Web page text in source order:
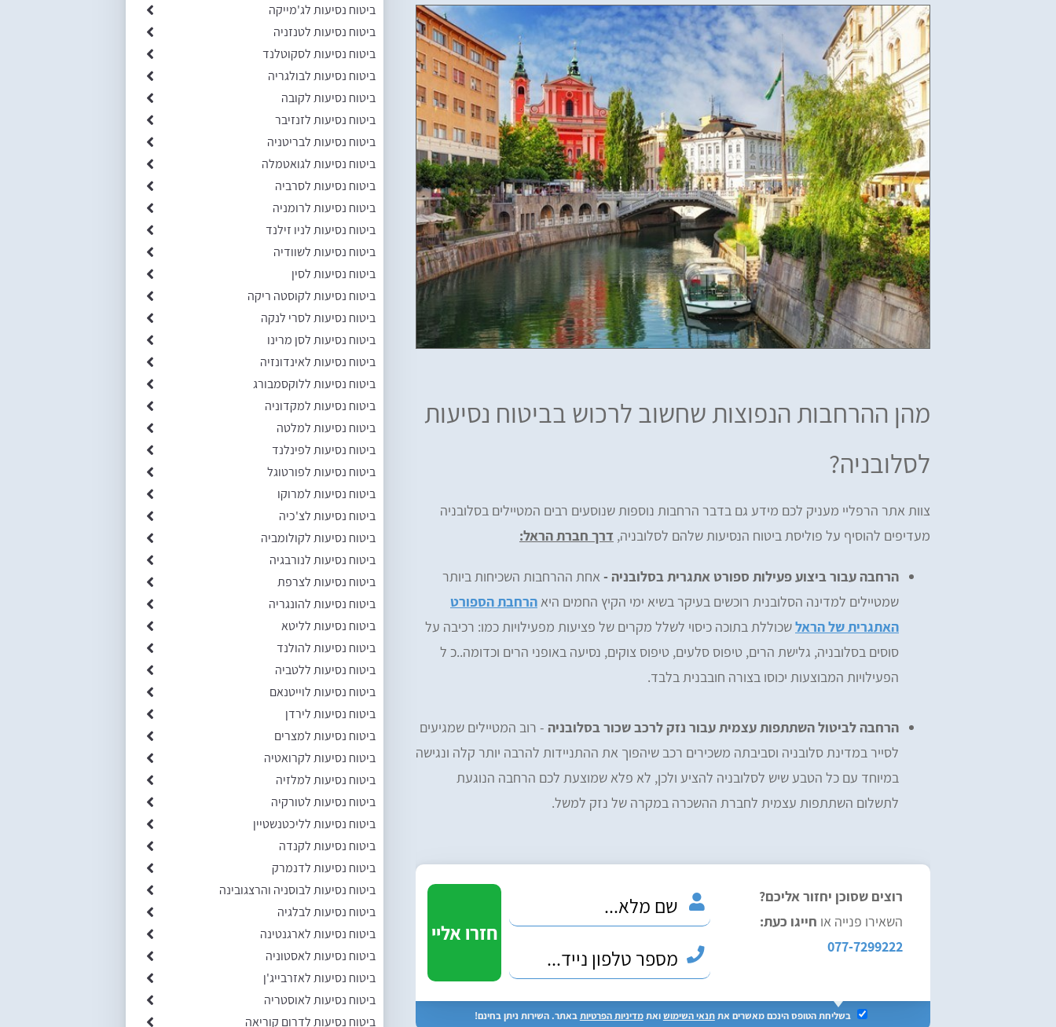
מהן ההרחבות הנפוצות שחשוב לרכוש בביטוח נסיעות
לסלובניה?
צוות אתר הרפליי מעניק לכם מידע גם בדבר הרחבות נוספות שנוסעים רבים המטיילים בסלובניה
מעדיפים להוסיף על פוליסת ביטוח הנסיעות שלהם לסלובניה, דרך חברת הראל:
הרחבה עבור ביצוע פעילות ספורט אתגרית בסלובניה - אחת ההרחבות השכיחות ביותר
שמטיילים למדינה הסלובנית רוכשים בעיקר בשיא ימי הקיץ החמים היאהרחבת הספורט
האתגרית של הראלשכוללת בתוכה כיסוי לשלל מקרים של פציעות מפעילויות כמו: רכיבה על
סוסים בסלובניה, גלישת הרים, טיפוס סלעים, טיפוס צוקים, נסיעה באופני הרים וכדומה..כ ל
הפעילויות המבוצעות יכוסו בצורה חובבנית בלבד.
הרחבה לביטול השתתפות עצמית עבור נזק לרכב שכור בסלובניה - רוב המטיילים שמגיעים
לסייר במדינת סלובניה וסביבתה משכירים רכב שיהפוך את ההתניידות להרבה יותר קלה ונגישה
במיוחד עם כל הטבע שיש לסלובניה להציע ולכן, לא פלא שמוצעת לכם הרחבה הנוגעת
לתשלום השתתפות עצמית לחברת ההשכרה במקרה של נזק למשל.
רוצים שסוכן יחזור אליכם?
השאירו פנייה או חייגו כעת:
077-7299222
בשליחת הטופס הינכם מאשרים אתתנאי השימושואתמדיניות הפרטיותבאתר. השירות ניתן בחינם!
ביטוח נסיעות לג'מייקה
ביטוח נסיעות לטנזניה
ביטוח נסיעות לסקוטלנד
ביטוח נסיעות לבולגריה
ביטוח נסיעות לקובה
ביטוח נסיעות לזנזיבר
ביטוח נסיעות לבריטניה
ביטוח נסיעות לגואטמלה
ביטוח נסיעות לסרביה
ביטוח נסיעות לרומניה
ביטוח נסיעות לניו זילנד
ביטוח נסיעות לשוודיה
ביטוח נסיעות לסין
ביטוח נסיעות לקוסטה ריקה
ביטוח נסיעות לסרי לנקה
ביטוח נסיעות לסן מרינו
ביטוח נסיעות לאינדונזיה
ביטוח נסיעות ללוקסמבורג
ביטוח נסיעות למקדוניה
ביטוח נסיעות למלטה
ביטוח נסיעות לפינלנד
ביטוח נסיעות לפורטוגל
ביטוח נסיעות למרוקו
ביטוח נסיעות לצ'כיה
ביטוח נסיעות לקולומביה
ביטוח נסיעות לנורבגיה
ביטוח נסיעות לצרפת
ביטוח נסיעות להונגריה
ביטוח נסיעות לליטא
ביטוח נסיעות להולנד
ביטוח נסיעות ללטביה
ביטוח נסיעות לוייטנאם
ביטוח נסיעות לירדן
ביטוח נסיעות למצרים
ביטוח נסיעות לקרואטיה
ביטוח נסיעות למלזיה
ביטוח נסיעות לטורקיה
ביטוח נסיעות לליכטנשטיין
ביטוח נסיעות לקנדה
ביטוח נסיעות לדנמרק
ביטוח נסיעות לבוסניה והרצגובינה
ביטוח נסיעות לבלגיה
ביטוח נסיעות לארגנטינה
ביטוח נסיעות לאסטוניה
ביטוח נסיעות לאזרבייג'ן
ביטוח נסיעות לאוסטריה
ביטוח נסיעות לדרום קוריאה